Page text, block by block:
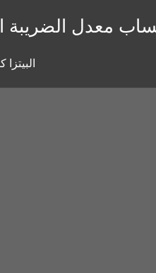
معدل الضريبة